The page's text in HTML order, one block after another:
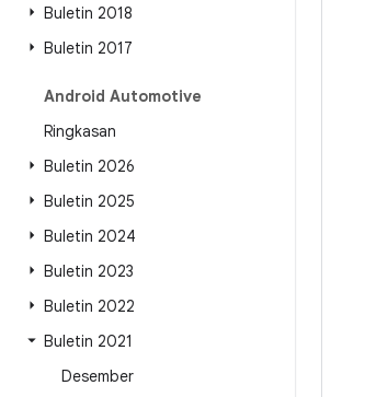
Buletin 2018
Buletin 2017
Android Automotive
Ringkasan
Buletin 2026
Buletin 2025
Buletin 2024
Buletin 2023
Buletin 2022
Buletin 2021
Desember